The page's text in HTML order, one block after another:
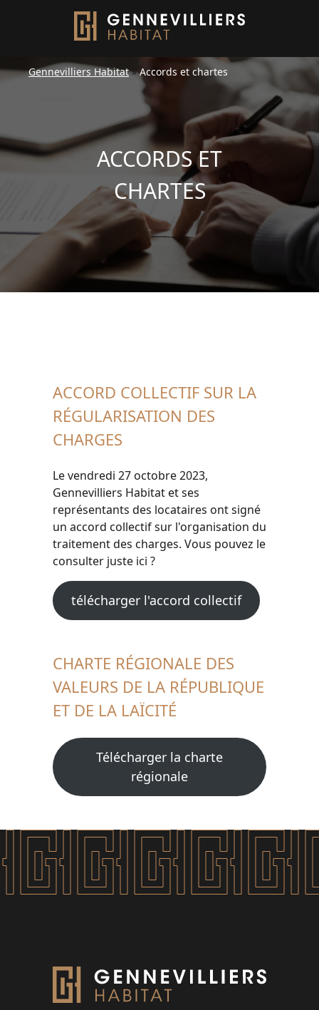
ACCORDS ET
CHARTES
Gennevilliers Habitat»Accords et chartes
ACCORD COLLECTIF SUR LA
RÉGULARISATION DES
CHARGES
Le vendredi 27 octobre 2023,
Gennevilliers Habitat et ses
représentants des locataires ont signé
un accord collectif sur l'organisation du
traitement des charges. Vous pouvez le
consulter juste ici ?
télécharger l'accord collectif
CHARTE RÉGIONALE DES
VALEURS DE LA RÉPUBLIQUE
ET DE LA LAÏCITÉ
Télécharger la charte
régionale